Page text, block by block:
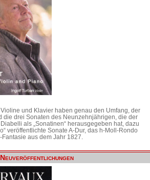
und Klavier haben genau den Umfang, der
die drei Sonaten des Neunzehnjährigen, die der
als „Sonatinen“ herausgegeben hat, dazu
veröffentlichte Sonate A-Dur, das h-Moll-Rondo
aus dem Jahr 1827.
Neuveröffentlichungen